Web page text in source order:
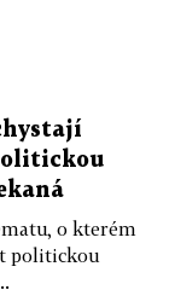
o kterém
politickou